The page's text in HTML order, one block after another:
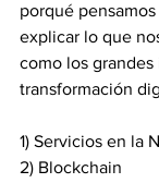
porqué
explicar lo que
como los
transformación
1) Servicios en la
2) Blockchain